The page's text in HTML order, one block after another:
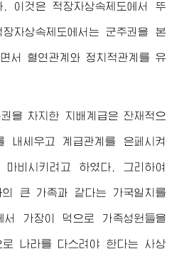
이것은 적장자상속제도에서 뚜
자상속제도에서는 군주권을 본
서 혈연관계와 정치적관계를 유
을 차지한 지배계급은 잔재적으
내세우고 계급관계를 은페시켜
마비시키려고 하였다. 그리하여
의 큰 가족과 같다는 가국일치를
서 가장이 덕으로 가족성원들을
나라를 다스려야 한다는 사상